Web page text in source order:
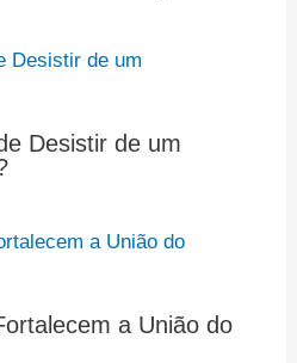
Desistir de um
a União do